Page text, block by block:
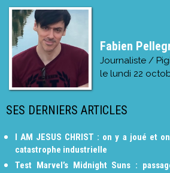
Fabien
Journaliste /
le lundi 22
SES DERNIERS ARTICLES
I AM JESUS CHRIST : on y a joué et
catastrophe industrielle
Test Marvel’s Midnight Suns :